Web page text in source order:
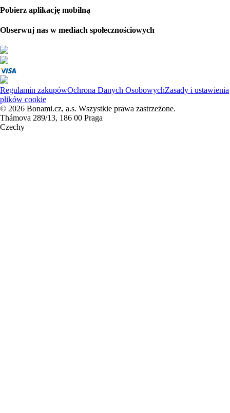
Pobierz aplikację mobilną
Obserwuj nas w mediach społecznościowych
Regulamin zakupówOchrona Danych OsobowychZasady i ustawienia
plików cookie
© 2026 Bonami.cz, a.s. Wszystkie prawa zastrzeżone.
Thámova 289/13, 186 00 Praga
Czechy